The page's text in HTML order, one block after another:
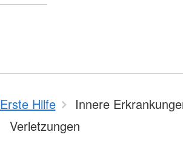
Erste Hilfe
Innere
Verletzungen